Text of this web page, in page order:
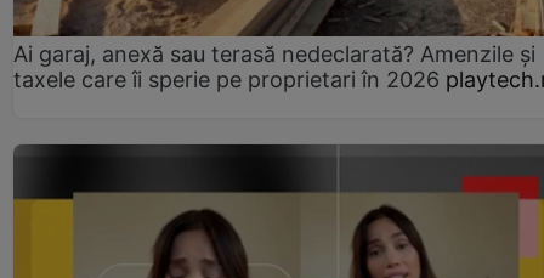
Ai garaj, anexă sau terasă nedeclarată? Amenzile și
taxele care îi sperie pe proprietari în 2026